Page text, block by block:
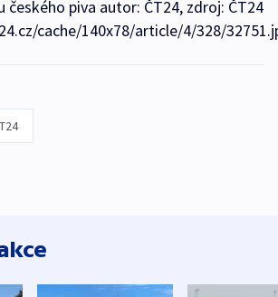
českého piva autor: ČT24, zdroj: ČT24
cache/140x78/article/4/328/